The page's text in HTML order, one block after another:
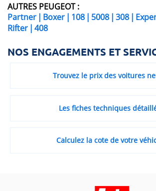
AUTRES PEUGEOT :
Partner | Boxer | 108 | 5008 | 308 |
Rifter | 408
NOS ENGAGEMENTS ET
Trouvez le prix des voitures
Les fiches techniques
Calculez la cote de votre